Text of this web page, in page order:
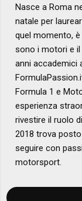
Nasce a Roma
natale per
quel momento,
sono i motori e
anni accademici
Formula 1 e
esperienza
rivestire il ruolo
2018 trova
seguire con
motorsport.